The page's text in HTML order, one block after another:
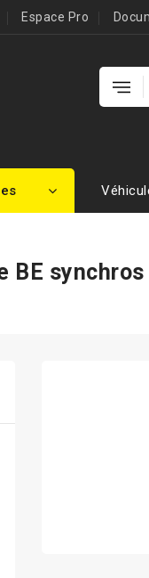
Espace Pro
BE synchros